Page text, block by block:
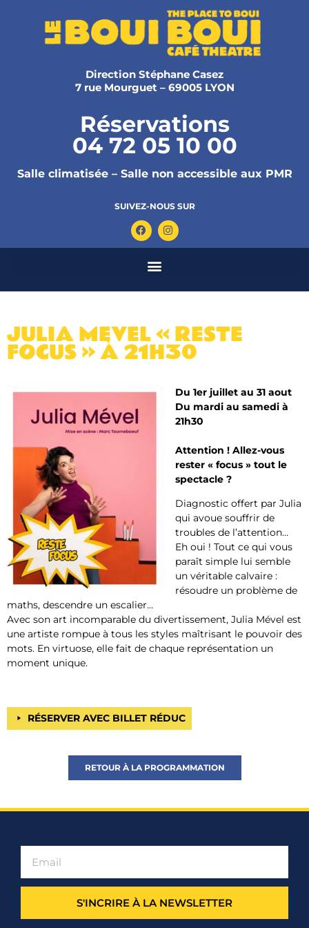
Direction Stéphane Casez
7 rue Mourguet – 69005 LYON
Réservations
04 72 05 10 00
Salle climatisée – Salle non accessible aux PMR
SUIVEZ-NOUS SUR
JULIA MEVEL « RESTE
FOCUS » À 21H30
Du 1er juillet au 31 aout
Du mardi au samedi à
21h30
Attention ! Allez-vous
rester « focus » tout le
spectacle ?
Diagnostic offert par Julia
qui avoue souffrir de
troubles de l’attention…
Eh oui ! Tout ce qui vous
paraît simple lui semble
un véritable calvaire :
résoudre un problème de
maths, descendre un escalier…
Avec son art incomparable du divertissement, Julia Mével est
une artiste rompue à tous les styles maîtrisant le pouvoir des
mots. En virtuose, elle fait de chaque représentation un
moment unique.
RÉSERVER AVEC BILLET RÉDUC
RETOUR À LA PROGRAMMATION
S'INCRIRE À LA NEWSLETTER